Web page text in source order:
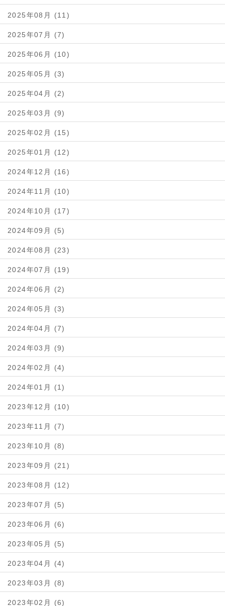
2025年08月 (11)
2025年07月 (7)
2025年06月 (10)
2025年05月 (3)
2025年04月 (2)
2025年03月 (9)
2025年02月 (15)
2025年01月 (12)
2024年12月 (16)
2024年11月 (10)
2024年10月 (17)
2024年09月 (5)
2024年08月 (23)
2024年07月 (19)
2024年06月 (2)
2024年05月 (3)
2024年04月 (7)
2024年03月 (9)
2024年02月 (4)
2024年01月 (1)
2023年12月 (10)
2023年11月 (7)
2023年10月 (8)
2023年09月 (21)
2023年08月 (12)
2023年07月 (5)
2023年06月 (6)
2023年05月 (5)
2023年04月 (4)
2023年03月 (8)
2023年02月 (6)